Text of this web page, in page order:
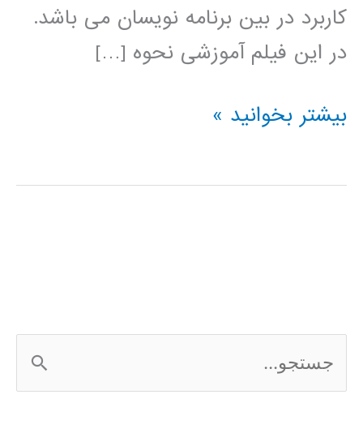
کاربرد در بین برنامه نویسان می باشد.
در این فیلم آموزشی نحوه […]
شناسایی
در
بیشتر بخوانید »
س